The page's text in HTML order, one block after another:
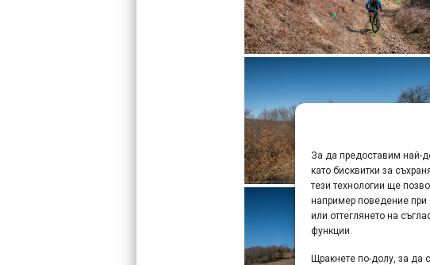
За да предоставим най-
като бисквитки за
тези технологии ще
например поведение при
или оттеглянето на
функции.
Щракнете по-долу, за да